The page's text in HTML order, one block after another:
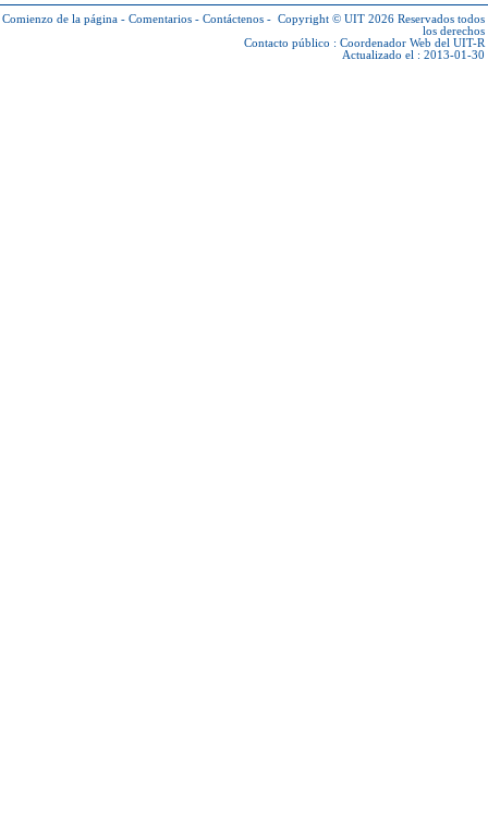
Comienzo de la página - Comentarios - Contáctenos - Copyright © UIT 2026 Reservados todos
los derechos
Contacto público : Coordenador Web del UIT-R
Actualizado el : 2013-01-30